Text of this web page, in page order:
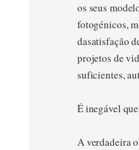
os seus
fotogénicos,
dasatisfação
projetos de
suficientes,
É inegável
A verdadeira